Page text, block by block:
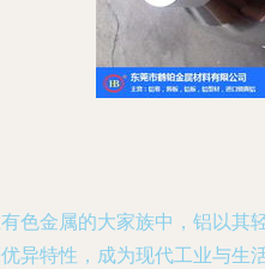
色金属的大家族中，铝以其
异特性，成为现代工业与生